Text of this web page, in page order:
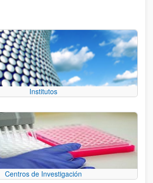
Institutos
Centros de Investigación